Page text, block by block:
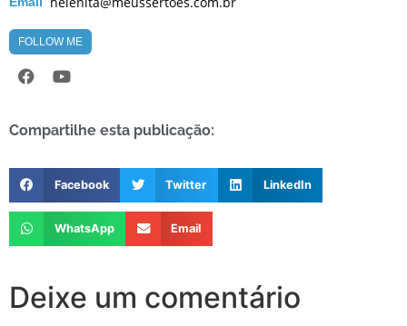
FOLLOW ME
Compartilhe esta publicação:
Facebook Twitter LinkedIn
WhatsApp Email
Deixe um comentário